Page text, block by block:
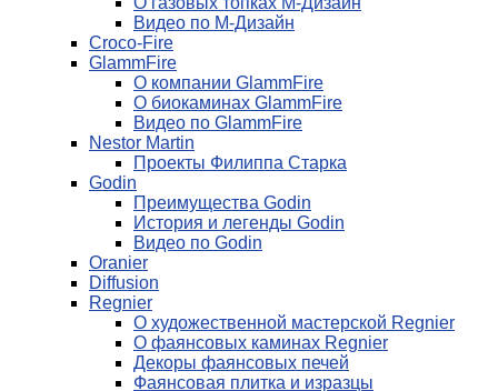
Видео по М-Дизайн
Croco-Fire
GlammFire
О компании GlammFire
О биокаминах GlammFire
Видео по GlammFire
Nestor Martin
Проекты Филиппа Старка
Godin
Преимущества Godin
История и легенды Godin
Видео по Godin
Oranier
Diffusion
Regnier
О художественной мастерской Regnier
О фаянсовых каминах Regnier
Декоры фаянсовых печей
Фаянсовая плитка и изразцы